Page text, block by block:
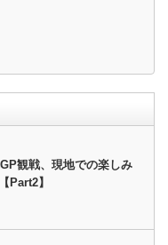
観戦、現地での楽しみ
Part2】